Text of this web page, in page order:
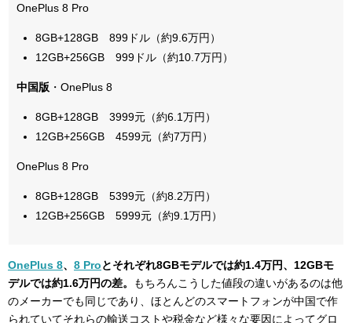
OnePlus 8 Pro
8GB+128GB 899ドル（約9.6万円）
12GB+256GB 999ドル（約10.7万円）
中国版 ・OnePlus 8
8GB+128GB 3999元（約6.1万円）
12GB+256GB 4599元（約7万円）
OnePlus 8 Pro
8GB+128GB 5399元（約8.2万円）
12GB+256GB 5999元（約9.1万円）
OnePlus 8、 8 Proとそれぞれ8GBモデルでは約1.4万円、12GBモ
デルでは約1.6万円の差。
もちろんこうした値段の違いがあるのは他
のメーカーでも同じであり、ほとんどのスマートフォンが中国で作
られていてそれらの輸送コストや税金など様々な要因によってグロ